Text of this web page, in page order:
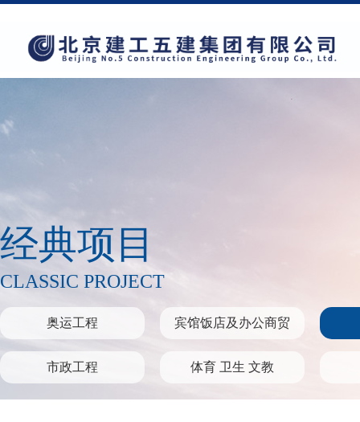
经典项目
CLASSIC PROJECT
奥运工程 宾馆饭店及办公商贸
市政工程 体育 卫生 文教